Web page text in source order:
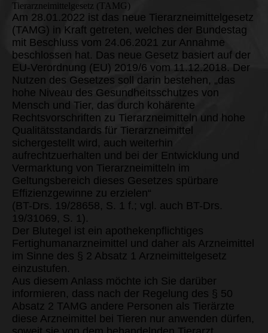
Tierarzneimittelgesetz (TAMG)
Am 28.01.2022 ist das neue Tierarzneimittelgesetz
(TAMG) in Kraft getreten, welches der Bundestag
mit Beschluss vom 24.06.2021 zur Annahme
beschlossen hat. Das neue Gesetz basiert auf der
EU-Verordnung (EU) 2019/6 vom 11.12.2018. Der
Nutzen des Gesetzes soll darin bestehen, „das
hohe Niveau des Gesundheitsschutzes von
Mensch und Tier, das durch kohärente
Rechtsvorschriften zu Tierarzneimitteln und hohe
Qualitätsstandards für Tierarzneimittel
sichergestellt wird, auch weiterhin
aufrechtzuerhalten und bei der Entwicklung und
Vermarktung von Tierarzneimitteln im
Geltungsbereich dieses Gesetzes spürbare
Effizienzgewinne zu erzielen“
(BT-Drs. 19/28658, S. 1 f.; vgl. auch BT-Drs.
19/31069, S. 1).
Der Blutegel ist ein apothekenpflichtiges
Fertighumanarzneimittel und daher als Arzneimittel
im Sinne des § 2 Absatz 1 Arzneimittelgesetz
einzustufen.
Aus diesem Anlass möchte ich Sie darüber
informieren, dass nach der Regelung des § 50
Absatz 2 TAMG andere Personen als Tierärzte
diese Arzneimittel bei Tieren nur anwenden dürfen,